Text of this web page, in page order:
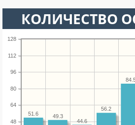
КОЛИЧЕСТВО
48
64
80
96
112
128
56.2
44.6
49.3
51.6